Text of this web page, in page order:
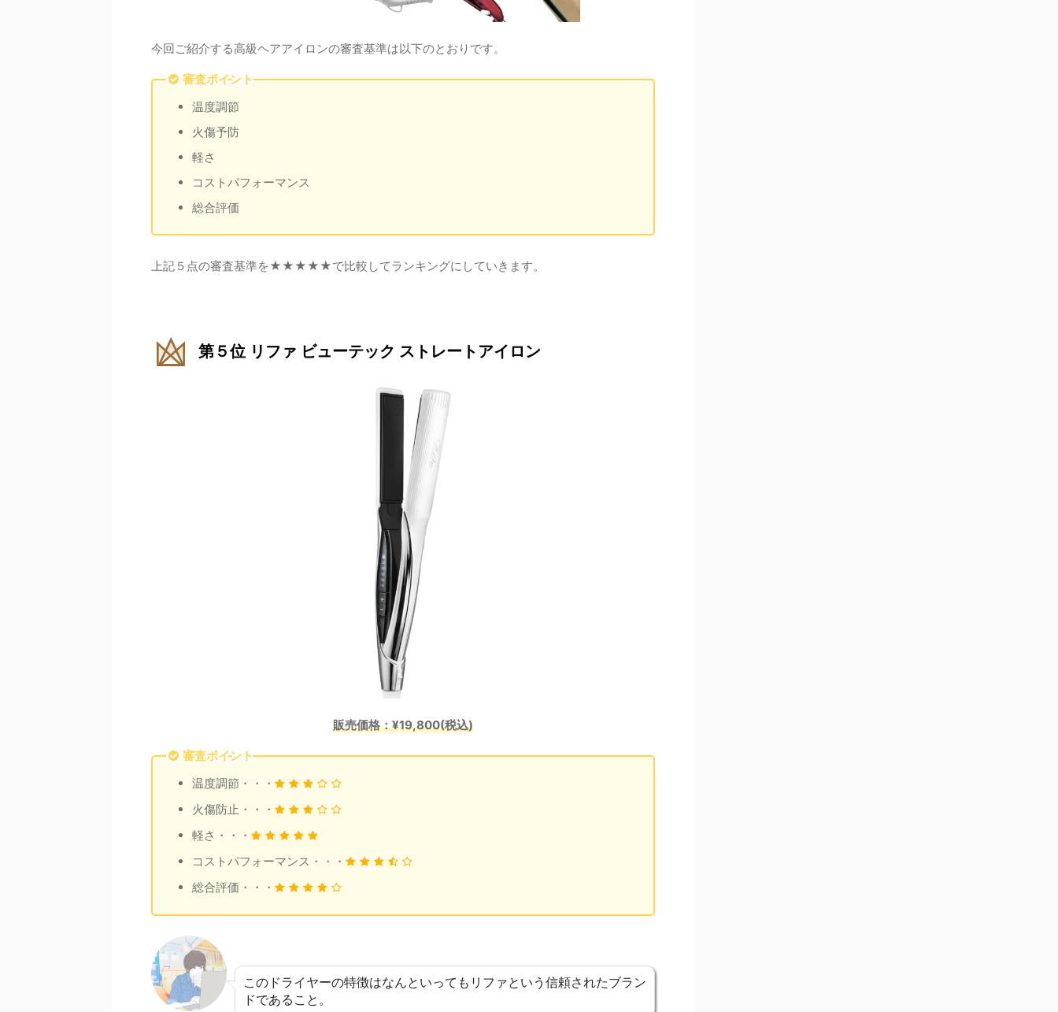
今回ご紹介する高級ヘアアイロンの審査基準は以下のとおりです。
審査ポイント
温度調節
火傷予防
軽さ
コストパフォーマンス
総合評価
上記５点の審査基準を★★★★★で比較してランキングにしていきます。
第５位 リファ ビューテック ストレートアイロン
販売価格：¥19,800(税込)
審査ポイント
温度調節・・・
火傷防止・・・
軽さ・・・
コストパフォーマンス・・・
総合評価・・・
このドライヤーの特徴はなんといってもリファという信頼されたブラン
ドであること。